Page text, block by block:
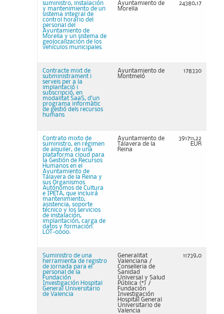
suministro, instalación
y mantenimiento de un
sistema integral de
control horario del
personal del
Ayuntamiento de
Morella y un sistema de
geolocalización de los
vehículos municipales.
Ayuntamiento de
Morella
24380,17
Contracte mixt de
subministrament i
serveis per a la
implantació i
subscripció, en
modalitat SaaS, d’un
programa informàtic
de gestió dels recursos
humans
Ayuntamiento de
Montmeló
178330
Contrato mixto de
suministro, en régimen
de alquiler, de una
plataforma cloud para
la Gestión de Recursos
Humanos en el
Ayuntamiento de
Talavera de la Reina y
sus Organismos
Autónomos de Cultura
e IPETA, que incluirá
mantenimiento,
asistencia, soporte
técnico y los servicios
de instalación,
implantación, carga de
datos y formación.
LOT-0000:
Ayuntamiento de
Talavera de la
Reina
391711,22
EUR
Suministro de una
herramienta de registro
de jornada para el
personal de la
Fundación
Investigación Hospital
General Universitario
de Valencia
Generalitat
Valenciana /
Conselleria de
Sanidad
Universal y Salud
Pública (*) /
Fundación
Investigación
Hospital General
Universitario de
Valencia
11739,0